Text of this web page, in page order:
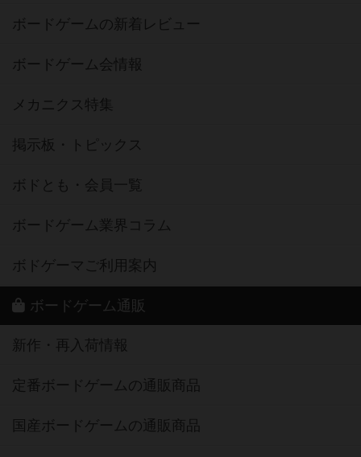
ボードゲームの新着レビュー
ボードゲーム会情報
メカニクス特集
掲示板・トピックス
ボドとも・会員一覧
ボードゲーム業界コラム
ボドゲーマご利用案内
ボードゲーム通販
新作・再入荷情報
定番ボードゲームの通販商品
国産ボードゲームの通販商品